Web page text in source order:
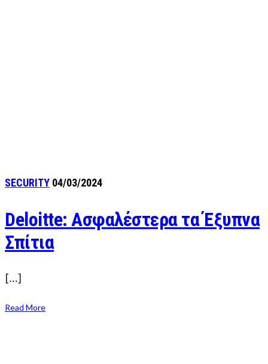
SECURITY 04/03/2024
Deloitte: Ασφαλέστερα τα Έξυπνα
Σπίτια
[…]
Read More